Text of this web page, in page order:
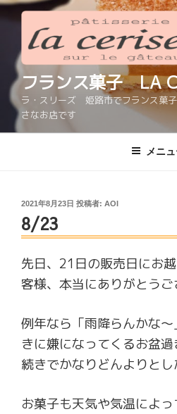
コ
へ
フランス菓子 LA
ラ・スリーズ 姫路市でフランス菓
さなお店です
メニ
投
稿
日:
2021年8月23日 投稿者: AOI
8/23
先日、21日の販売日にお
客様、本当にありがとうご
例年なら「雨降らんかな
きに嫌になってくるお盆
続きでかなりどんよりとし
お菓子も天気や気温によ